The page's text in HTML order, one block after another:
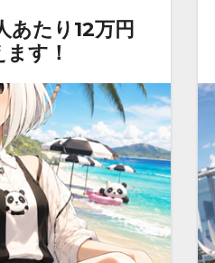
あたり12万円
す！